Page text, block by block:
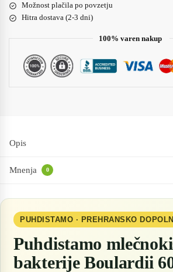
Možnost plačila po povzetju
Hitra dostava (2-3 dni)
100% varen nakup
Opis
Mnenja 0
PUHDISTAMO · PREHRANSKO
Puhdistamo
bakterije Boulardii